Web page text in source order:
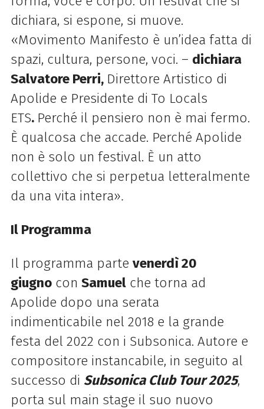
dichiara, si espone, si muove.
«Movimento Manifesto è un’idea fatta di
spazi, cultura, persone, voci. – dichiara
Salvatore Perri, Direttore Artistico di
Apolide e Presidente di To Locals
ETS. Perché il pensiero non è mai fermo.
È qualcosa che accade. Perché Apolide
non è solo un festival. È un atto
collettivo che si perpetua letteralmente
da una vita intera».
Il Programma
Il programma parte venerdì 20
giugnocon Samuelche torna ad
Apolide dopo una serata
indimenticabile nel 2018 e la grande
festa del 2022 con i Subsonica. Autore e
compositore instancabile, in seguito al
successo di Subsonica Club Tour 2025,
porta sul main stage il suo nuovo